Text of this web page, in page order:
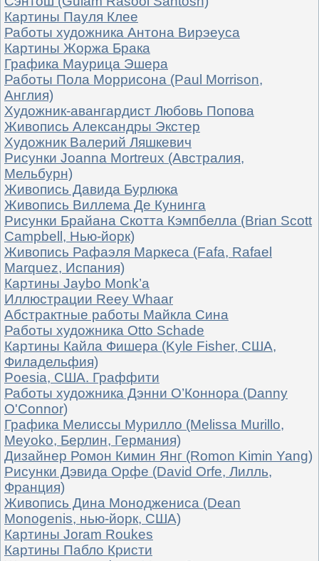
Картины Пауля Клее
Работы художника Антона Вирэеуса
Картины Жоржа Брака
Графика Маурица Эшера
Работы Пола Моррисона (Paul Morrison,
Англия)
Художник-авангардист Любовь Попова
Живопись Александры Экстер
Художник Валерий Ляшкевич
Рисунки Joanna Mortreux (Австралия,
Мельбурн)
Живопись Давида Бурлюка
Живопись Виллема Де Кунинга
Рисунки Брайана Скотта Кэмпбелла (Brian Scott
Campbell, Нью-йорк)
Живопись Рафаэля Маркеса (Fafa, Rafael
Marquez, Испания)
Картины Jaybo Monk’a
Иллюстрации Reey Whaar
Абстрактные работы Майкла Сина
Работы художника Otto Schade
Картины Кайла Фишера (Kyle Fisher, США,
Филадельфия)
Poesia, США. Граффити
Работы художника Дэнни О’Коннора (Danny
O'Connor)
Графика Мелиссы Мурилло (Melissa Murillo,
Meyoko, Берлин, Германия)
Дизайнер Ромон Кимин Янг (Romon Kimin Yang)
Рисунки Дэвида Орфе (David Orfe, Лилль,
Франция)
Живопись Дина Моноджениса (Dean
Monogenis, нью-йорк, США)
Картины Joram Roukes
Картины Пабло Кристи